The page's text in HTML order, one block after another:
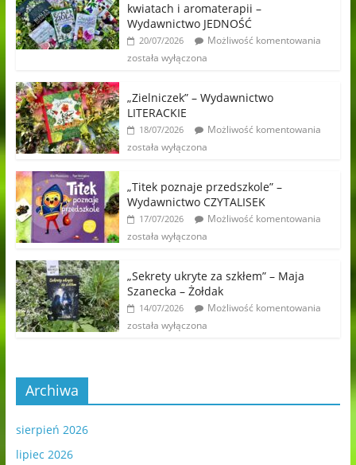
kwiatach i aromaterapii –
Wydawnictwo JEDNOŚĆ
20/07/2026
Możliwość komentowania
została wyłączona
„Zielniczek” – Wydawnictwo
LITERACKIE
18/07/2026
Możliwość komentowania
została wyłączona
„Titek poznaje przedszkole” –
Wydawnictwo CZYTALISEK
17/07/2026
Możliwość komentowania
została wyłączona
„Sekrety ukryte za szkłem” – Maja
Szanecka – Żołdak
14/07/2026
Możliwość komentowania
została wyłączona
Archiwa
sierpień 2026
lipiec 2026